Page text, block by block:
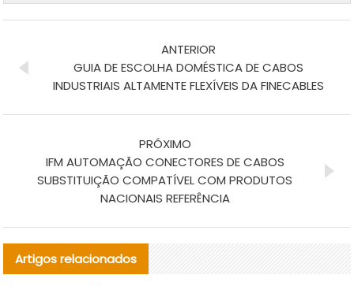
ANTERIOR
GUIA DE ESCOLHA DOMÉSTICA DE CABOS
INDUSTRIAIS ALTAMENTE FLEXÍVEIS DA FINECABLES
PRÓXIMO
IFM AUTOMAÇÃO CONECTORES DE CABOS
SUBSTITUIÇÃO COMPATÍVEL COM PRODUTOS
NACIONAIS REFERÊNCIA
Artigos relacionados